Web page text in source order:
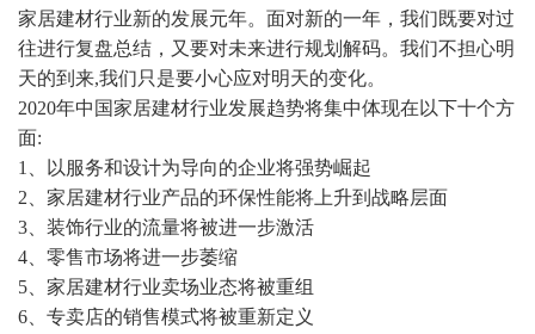
家居建材行业新的发展元年。面对新的一年，我们既要对过
往进行复盘总结，又要对未来进行规划解码。我们不担心明
天的到来,我们只是要小心应对明天的变化。
2020年中国家居建材行业发展趋势将集中体现在以下十个方
面:
1、以服务和设计为导向的企业将强势崛起
2、家居建材行业产品的环保性能将上升到战略层面
3、装饰行业的流量将被进一步激活
4、零售市场将进一步萎缩
5、家居建材行业卖场业态将被重组
6、专卖店的销售模式将被重新定义